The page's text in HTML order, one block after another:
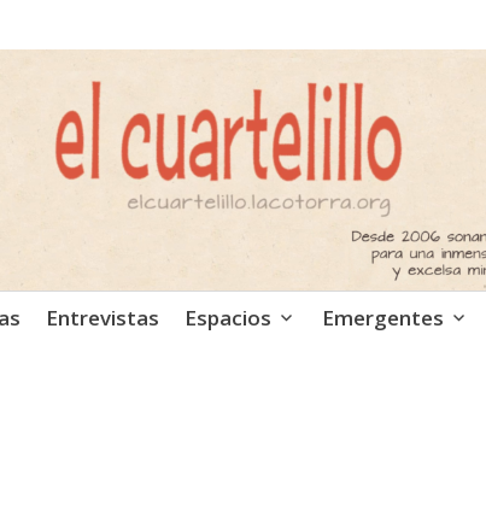
independiente. Podcast
Entrevistas Espacios Emergentes